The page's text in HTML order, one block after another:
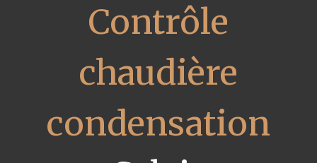
Contrôle
chaudière
condensation